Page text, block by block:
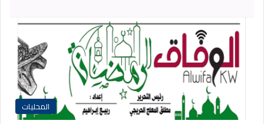
المحليات